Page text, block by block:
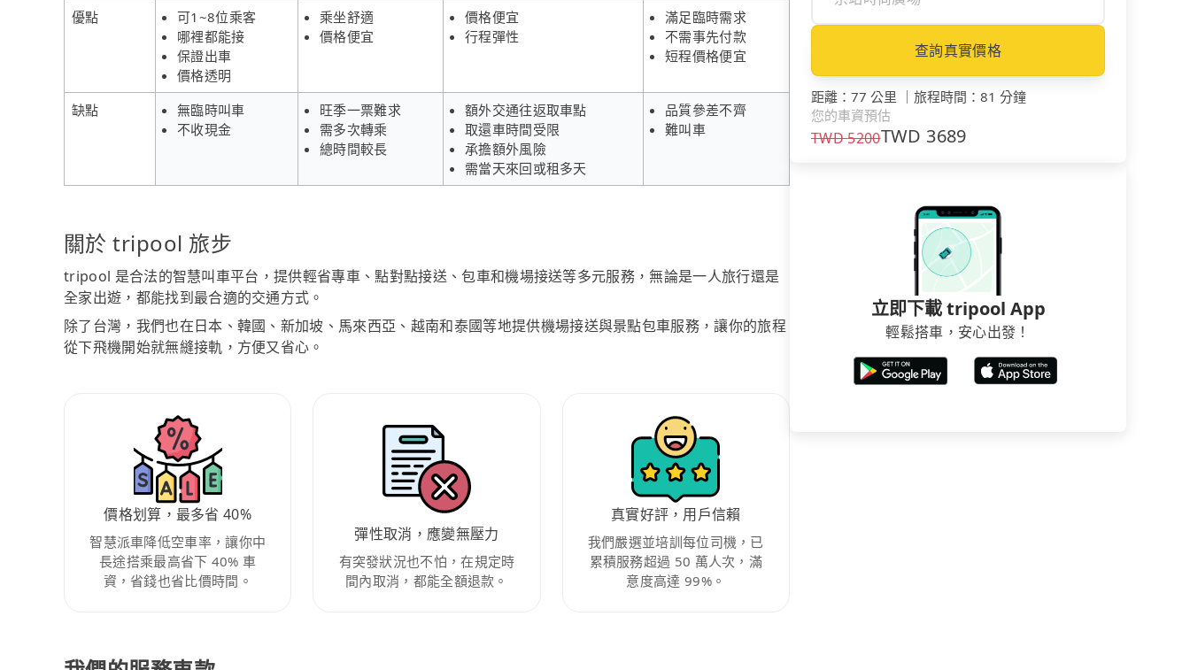
優點
可1~8位乘客
哪裡都能接
保證出車
價格透明
乘坐舒適
價格便宜
價格便宜
行程彈性
滿足臨時需求
不需事先付款
短程價格便宜
缺點
無臨時叫車
不收現金
旺季一票難求
需多次轉乘
總時間較長
額外交通往返取車點
取還車時間受限
承擔額外風險
需當天來回或租多天
品質參差不齊
難叫車
關於 tripool 旅步
tripool 是合法的智慧叫車平台，提供輕省專車、點對點接送、包車和機場接送等多元服務，無論是一人旅行還是
全家出遊，都能找到最合適的交通方式。
除了台灣，我們也在日本、韓國、新加坡、馬來西亞、越南和泰國等地提供機場接送與景點包車服務，讓你的旅程
從下飛機開始就無縫接軌，方便又省心。
價格划算，最多省 40%
智慧派車降低空車率，讓你中
長途搭乘最高省下 40% 車
資，省錢也省比價時間。
彈性取消，應變無壓力
有突發狀況也不怕，在規定時
間內取消，都能全額退款。
真實好評，用戶信賴
我們嚴選並培訓每位司機，已
累積服務超過 50 萬人次，滿
意度高達 99%。
查詢真實價格
距離 ： 77 公里 ｜ 旅程時間 ： 81 分鐘
您的車資預估
TWD5200TWD 3689
立即下載 tripool App
輕鬆搭車，安心出發！